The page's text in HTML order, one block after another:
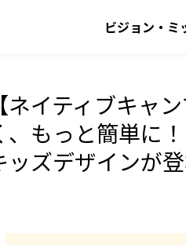
ビジョン・ミ
【ネイティブキャ
、もっと簡単に
ッズデザインが